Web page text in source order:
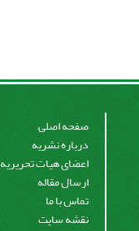
صفحه اصلی
درباره نشریه
اعضای هیات تحریریه
ارسال مقاله
تماس با ما
نقشه سایت